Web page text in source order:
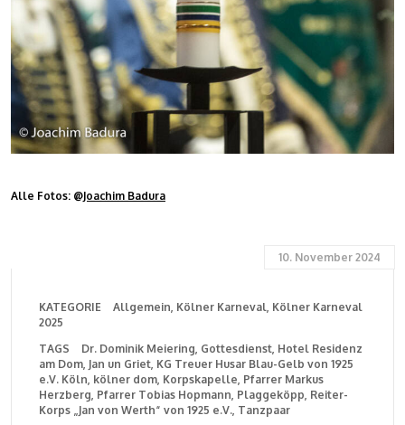
Alle Fotos: @Joachim Badura
10. November 2024
KATEGORIE Allgemein Kölner Karneval Kölner Karneval
2025
TAGS
Dr. Dominik Meiering Gottesdienst Hotel Residenz
am Dom Jan un Griet KG Treuer Husar Blau-Gelb von 1925
e.V. Köln kölner dom Korpskapelle Pfarrer Markus
Herzberg Pfarrer Tobias Hopmann Plaggeköpp Reiter-
Korps „Jan von Werth“ von 1925 e.V. Tanzpaar